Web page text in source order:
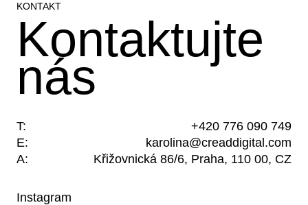
KONTAKT
Kontaktujte
nás
T:
+420 776 090 749
E:
karolina@creaddigital.com
A:
Křižovnická 86/6, Praha, 110 00, CZ
Instagram